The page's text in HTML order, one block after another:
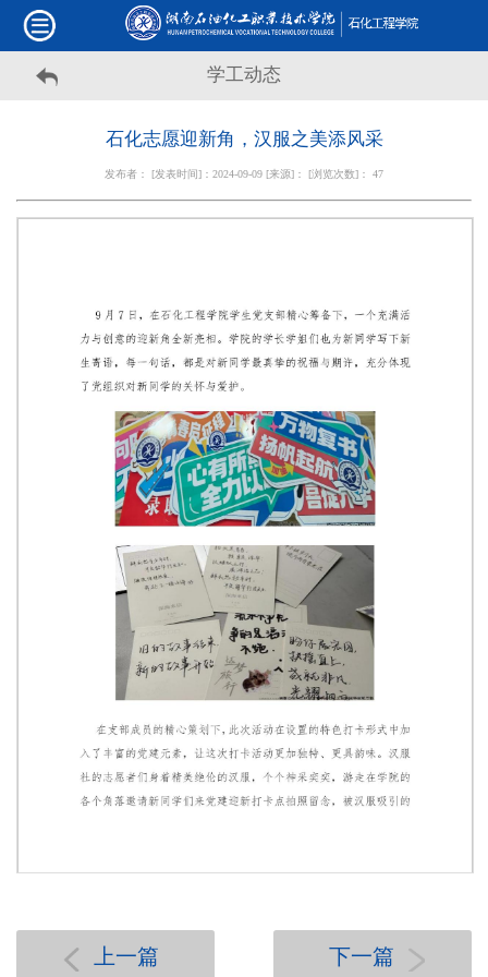
学工动态
石化志愿迎新角，汉服之美添风采
发布者： [发表时间]：2024-09-09 [来源]： [浏览次数]： 47
上一篇 下一篇